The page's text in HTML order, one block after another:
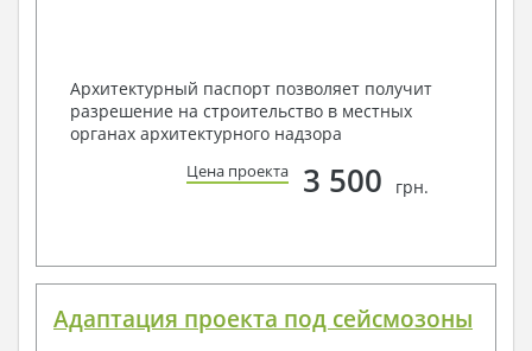
Архитектурный паспорт позволяет получит
разрешение на строительство в местных
органах архитектурного надзора
Цена проекта 3 500 грн.
Адаптация проекта под сейсмозоны